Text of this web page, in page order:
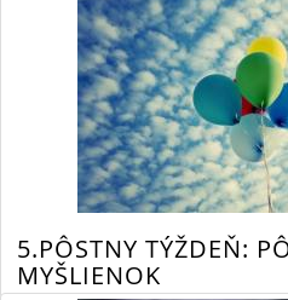
By Anna Lojeková
3/20/
22074 Views,0 Comments
5.PÔSTNY TÝŽDEŇ:
MYŠLIENOK